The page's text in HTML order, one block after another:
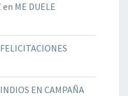
en ME DUELE
FELICITACIONES
INDIOS EN CAMPAÑA